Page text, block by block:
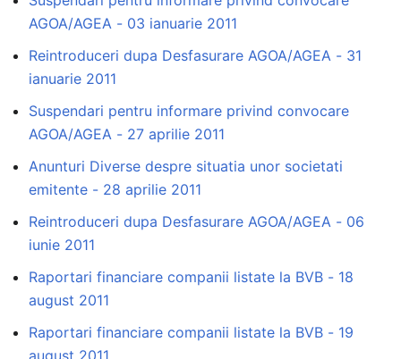
AGOA/AGEA - 03 ianuarie 2011
Reintroduceri dupa Desfasurare AGOA/AGEA - 31
ianuarie 2011
Suspendari pentru informare privind convocare
AGOA/AGEA - 27 aprilie 2011
Anunturi Diverse despre situatia unor societati
emitente - 28 aprilie 2011
Reintroduceri dupa Desfasurare AGOA/AGEA - 06
iunie 2011
Raportari financiare companii listate la BVB - 18
august 2011
Raportari financiare companii listate la BVB - 19